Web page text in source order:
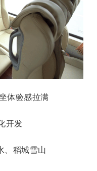
体验感拉满
开发
、稻城雪山